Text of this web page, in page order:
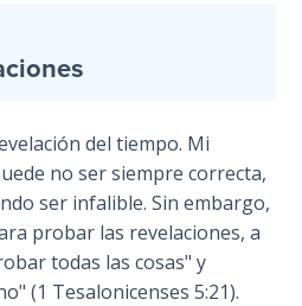
del tiempo. Mi
no ser siempre correcta,
ser infalible. Sin embargo,
probar las revelaciones, a
todas las cosas" y
(1 Tesalonicenses 5:21).